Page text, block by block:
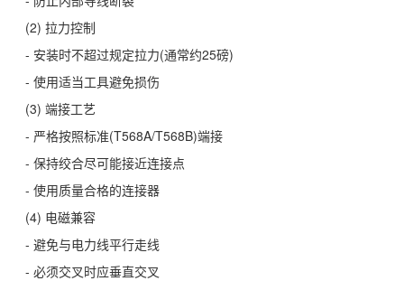
(2) 拉力控制
- 安装时不超过规定拉力(通常约25磅)
- 使用适当工具避免损伤
(3) 端接工艺
- 严格按照标准(T568A/T568B)端接
- 保持绞合尽可能接近连接点
- 使用质量合格的连接器
(4) 电磁兼容
- 避免与电力线平行走线
- 必须交叉时应垂直交叉